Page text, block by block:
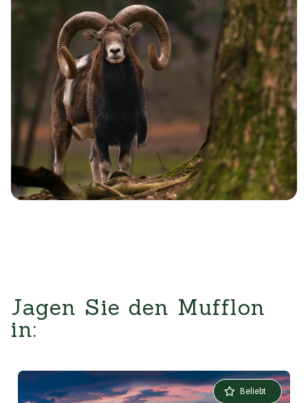
Jagen Sie den Mufflon
in:
Beliebt